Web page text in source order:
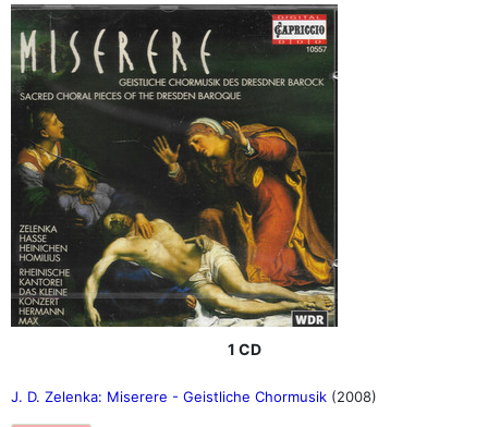
1 CD
J. D. Zelenka: Miserere - Geistliche Chormusik (2008)